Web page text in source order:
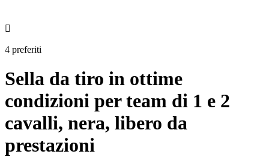

4 preferiti
Sella da tiro in ottime
condizioni per team di 1 e 2
cavalli, nera, libero da
prestazioni